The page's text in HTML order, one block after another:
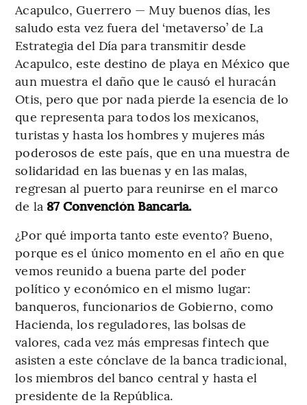
Acapulco, Guerrero — Muy buenos días, les
saludo esta vez fuera del ‘metaverso’ de La
Estrategia del Día para transmitir desde
Acapulco, este destino de playa en México que
aun muestra el daño que le causó el huracán
Otis, pero que por nada pierde la esencia de lo
que representa para todos los mexicanos,
turistas y hasta los hombres y mujeres más
poderosos de este país, que en una muestra de
solidaridad en las buenas y en las malas,
regresan al puerto para reunirse en el marco
de la 87 Convención Bancaria.
¿Por qué importa tanto este evento? Bueno,
porque es el único momento en el año en que
vemos reunido a buena parte del poder
político y económico en el mismo lugar:
banqueros, funcionarios de Gobierno, como
Hacienda, los reguladores, las bolsas de
valores, cada vez más empresas fintech que
asisten a este cónclave de la banca tradicional,
los miembros del banco central y hasta el
presidente de la República.